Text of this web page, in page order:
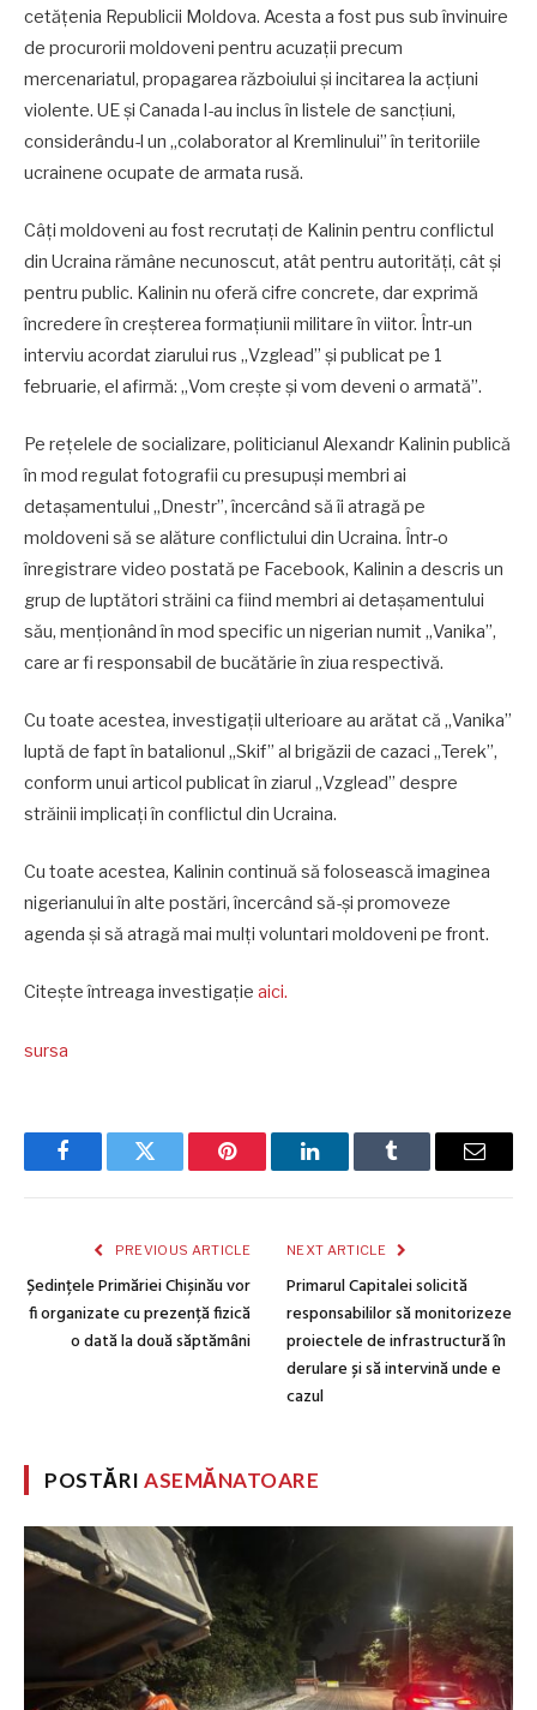
cetățenia Republicii Moldova. Acesta a fost pus sub învinuire
de procurorii moldoveni pentru acuzații precum
mercenariatul, propagarea războiului și incitarea la acțiuni
violente. UE și Canada l-au inclus în listele de sancțiuni,
considerându-l un „colaborator al Kremlinului” în teritoriile
ucrainene ocupate de armata rusă.
Câți moldoveni au fost recrutați de Kalinin pentru conflictul
din Ucraina rămâne necunoscut, atât pentru autorități, cât și
pentru public. Kalinin nu oferă cifre concrete, dar exprimă
încredere în creșterea formațiunii militare în viitor. Într-un
interviu acordat ziarului rus „Vzglead” și publicat pe 1
februarie, el afirmă: „Vom crește și vom deveni o armată”.
Pe rețelele de socializare, politicianul Alexandr Kalinin publică
în mod regulat fotografii cu presupuși membri ai
detașamentului „Dnestr”, încercând să îi atragă pe
moldoveni să se alăture conflictului din Ucraina. Într-o
înregistrare video postată pe Facebook, Kalinin a descris un
grup de luptători străini ca fiind membri ai detașamentului
său, menționând în mod specific un nigerian numit „Vanika”,
care ar fi responsabil de bucătărie în ziua respectivă.
Cu toate acestea, investigații ulterioare au arătat că „Vanika”
luptă de fapt în batalionul „Skif” al brigăzii de cazaci „Terek”,
conform unui articol publicat în ziarul „Vzglead” despre
străinii implicați în conflictul din Ucraina.
Cu toate acestea, Kalinin continuă să folosească imaginea
nigerianului în alte postări, încercând să-și promoveze
agenda și să atragă mai mulți voluntari moldoveni pe front.
Citește întreaga investigație aici.
sursa
FacebookTwitter Pinterest LinkedInTumblr Email
PREVIOUS ARTICLE
Ședințele Primăriei Chișinău vor
fi organizate cu prezență fizică
o dată la două săptămâni
NEXT ARTICLE
Primarul Capitalei solicită
responsabililor să monitorizeze
proiectele de infrastructură în
derulare și să intervină unde e
cazul
POSTĂRIASEMĂNATOARE